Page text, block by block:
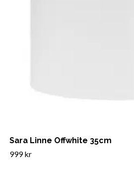
Sara Linne Offwhite 35cm
999 kr